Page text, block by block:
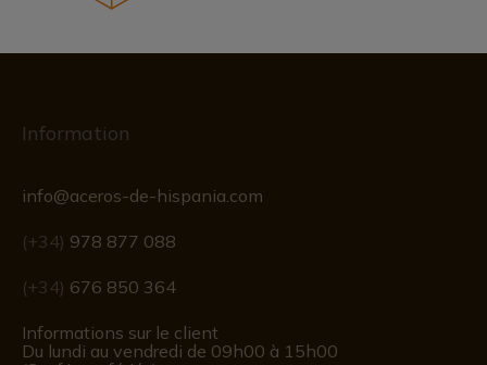
Information
info@aceros-de-hispania.com
(+34) 978 877 088
(+34) 676 850 364
Informations sur le client
Du lundi au vendredi de 09h00 à 15h00